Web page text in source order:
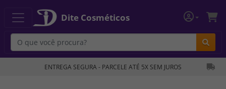
Dite Cosméticos
ENTREGA SEGURA - PARCELE ATÉ 5X SEM JUROS